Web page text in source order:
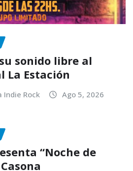
sonido libre al
La Estación
Indie Rock Ago 5, 2026
“Noche de